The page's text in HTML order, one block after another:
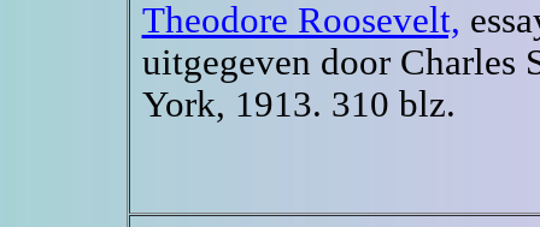
Theodore Roosevelt,
uitgegeven door Charles
York, 1913. 310 blz.